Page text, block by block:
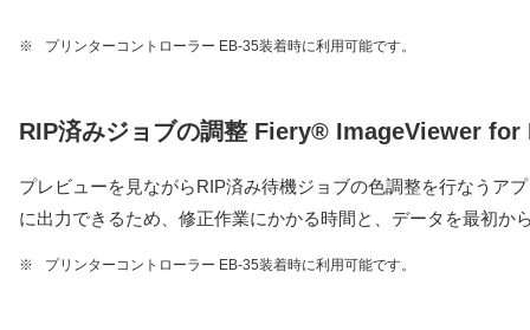
※ プリンターコントローラー EB-35装着時に利用可能です。
RIP済みジョブの調整 Fiery® ImageViewer for
プレビューを見ながらRIP済み待機ジョブの色調整を行なうア
に出力できるため、修正作業にかかる時間と、データを最初か
※ プリンターコントローラー EB-35装着時に利用可能です。